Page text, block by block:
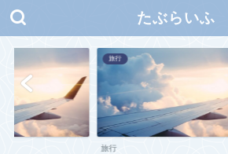
たぶらいふ
旅行
旅行